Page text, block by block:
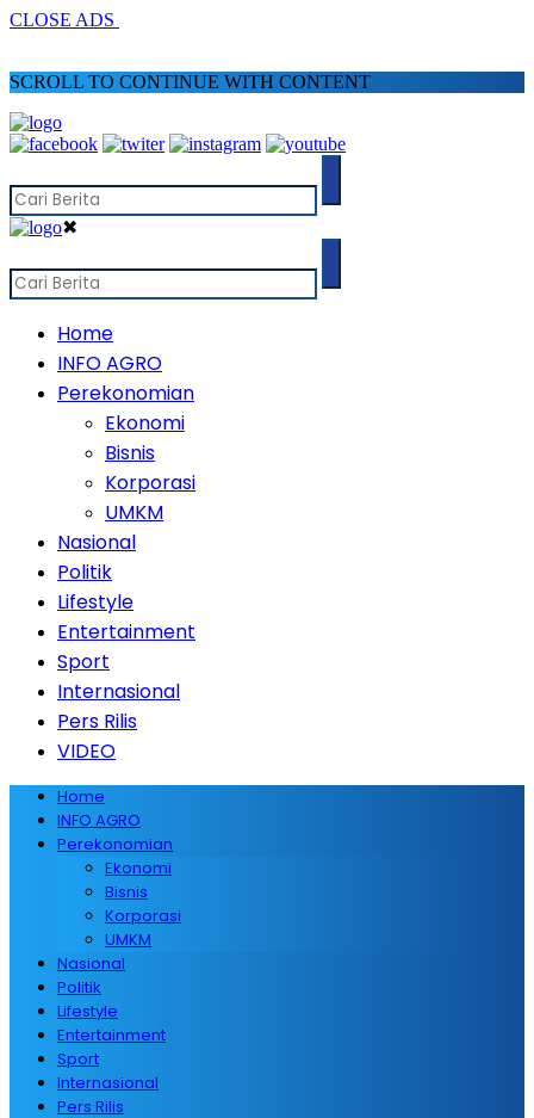
CLOSE ADS
SCROLL TO CONTINUE WITH CONTENT
✖
Home
INFO AGRO
Perekonomian
Ekonomi
Bisnis
Korporasi
UMKM
Nasional
Politik
Lifestyle
Entertainment
Sport
Internasional
Pers Rilis
VIDEO
Home
INFO AGRO
Perekonomian
Ekonomi
Bisnis
Korporasi
UMKM
Nasional
Politik
Lifestyle
Entertainment
Sport
Internasional
Pers Rilis